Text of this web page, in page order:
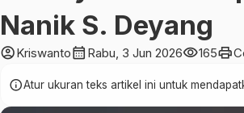
Nanik S. Deyang
account_circleKriswantocalendar_month Rabu, 3 Jun 2026visibility165print
infoAtur ukuran teks artikel ini untuk